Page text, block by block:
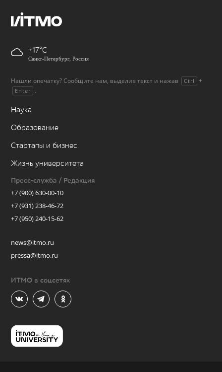
+17
Санкт-Петербург, Россия
Нашли опечатку? Сообщите нам, выделив текст и нажав Ctrl +
Enter .
Наука
Образование
Стартапы и бизнес
Жизнь университета
Пресс-служба / Редакция
+7 (900) 630-00-10
+7 (931) 238-46-72
+7 (950) 240-15-62
news@itmo.ru
pressa@itmo.ru
ИТМО в соцсетях